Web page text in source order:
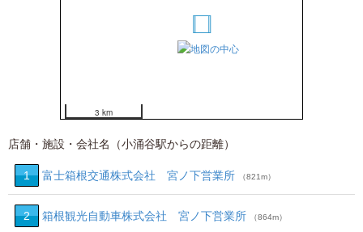
3 km
店舗・施設・会社名（小涌谷駅からの距離）
1 富士箱根交通株式会社 宮ノ下営業所 （821m）
2 箱根観光自動車株式会社 宮ノ下営業所 （864m）